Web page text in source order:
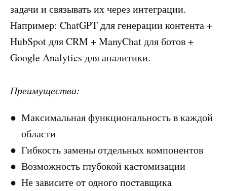
задачи и связывать их через интеграции.
Например: ChatGPT для генерации контента +
HubSpot для CRM + ManyChat для ботов +
Google Analytics для аналитики.
Преимущества:
Максимальная функциональность в каждой
области
Гибкость замены отдельных компонентов
Возможность глубокой кастомизации
Не зависите от одного поставщика